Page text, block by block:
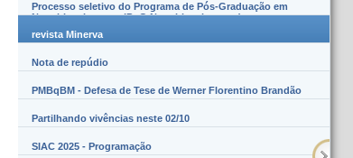
Processo seletivo do Programa de Pós-Graduação em
Nanobiossistemas (PpG Nanobiossistemas)
revista Minerva
Nota de repúdio
PMBqBM - Defesa de Tese de Werner Florentino Brandão
Partilhando vivências neste 02/10
SIAC 2025 - Programação